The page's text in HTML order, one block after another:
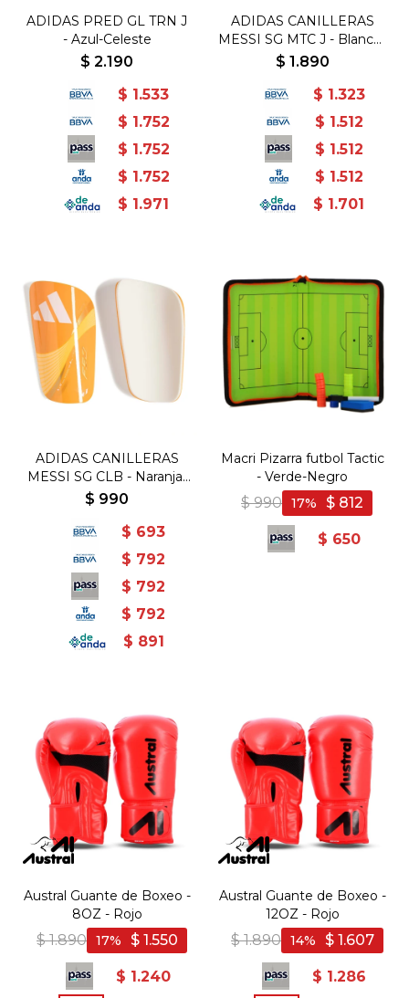
ADIDAS PRED GL TRN J
- Azul-Celeste
$ 2.190
$ 1.533
$ 1.752
$ 1.752
$ 1.752
$ 1.971
ADIDAS CANILLERAS
MESSI SG MTC J - Blanco-
Verde Agua
$ 1.890
$ 1.323
$ 1.512
$ 1.512
$ 1.512
$ 1.701
ADIDAS CANILLERAS
MESSI SG CLB - Naranja-
Dorado
$ 990
$ 693
$ 792
$ 792
$ 792
$ 891
Macri Pizarra futbol Tactic
- Verde-Negro
$ 990 $ 812
17
$ 650
Austral Guante de Boxeo -
8OZ - Rojo
$ 1.890 $ 1.550
17
$ 1.240
Austral Guante de Boxeo -
12OZ - Rojo
$ 1.890 $ 1.607
14
$ 1.286